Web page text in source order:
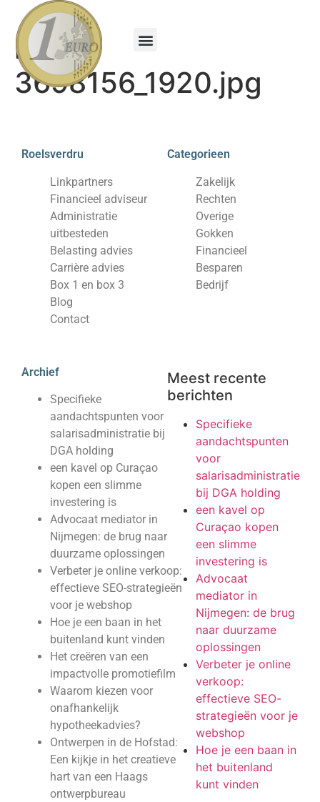
heart-
3698156_1920.jpg
Roelsverdru
Linkpartners
Financieel adviseur
Administratie
uitbesteden
Belasting advies
Carrière advies
Box 1 en box 3
Blog
Contact
Categorieen
Zakelijk
Rechten
Overige
Gokken
Financieel
Besparen
Bedrijf
Archief
Specifieke
aandachtspunten voor
salarisadministratie bij
DGA holding
een kavel op Curaçao
kopen een slimme
investering is
Advocaat mediator in
Nijmegen: de brug naar
duurzame oplossingen
Verbeter je online verkoop:
effectieve SEO-strategieën
voor je webshop
Hoe je een baan in het
buitenland kunt vinden
Het creëren van een
impactvolle promotiefilm
Waarom kiezen voor
onafhankelijk
hypotheekadvies?
Ontwerpen in de Hofstad:
Een kijkje in het creatieve
hart van een Haags
ontwerpbureau
Meest recente
berichten
Specifieke
aandachtspunten
voor
salarisadministratie
bij DGA holding
een kavel op
Curaçao kopen
een slimme
investering is
Advocaat
mediator in
Nijmegen: de brug
naar duurzame
oplossingen
Verbeter je online
verkoop:
effectieve SEO-
strategieën voor je
webshop
Hoe je een baan in
het buitenland
kunt vinden